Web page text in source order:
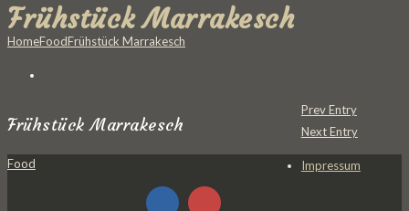
Frühstück Marrakesch
HomeFoodFrühstück Marrakesch
Frühstück Marrakesch
Food
Prev Entry
Next Entry
Impressum